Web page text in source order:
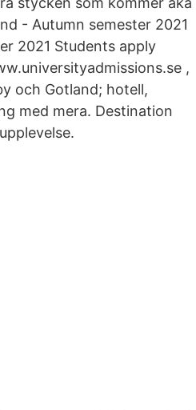
- Autumn semester 2021
2021 Students apply
,
och Gotland; hotell,
med mera. Destination